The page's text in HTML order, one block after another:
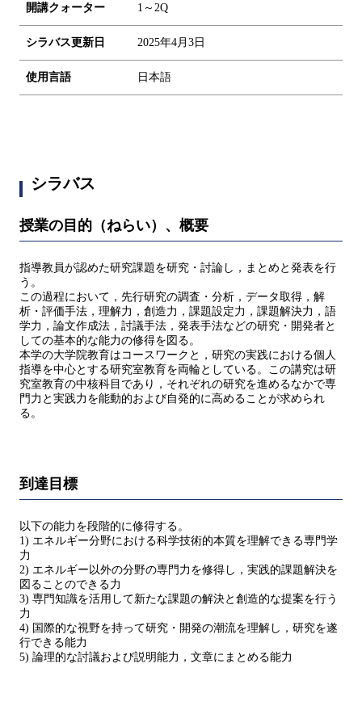
開講クォーター 1～2Q
シラバス更新日 2025年4月3日
使用言語 日本語
シラバス
授業の目的（ねらい）、概要
指導教員が認めた研究課題を研究・討論し，まとめと発表を行
う。
この過程において，先行研究の調査・分析，データ取得，解
析・評価手法，理解力，創造力，課題設定力，課題解決力，語
学力，論文作成法，討議手法，発表手法などの研究・開発者と
しての基本的な能力の修得を図る。
本学の大学院教育はコースワークと，研究の実践における個人
指導を中心とする研究室教育を両輪としている。この講究は研
究室教育の中核科目であり，それぞれの研究を進めるなかで専
門力と実践力を能動的および自発的に高めることが求められ
る。
到達目標
以下の能力を段階的に修得する。
1) エネルギー分野における科学技術的本質を理解できる専門学
力
2) エネルギー以外の分野の専門力を修得し，実践的課題解決を
図ることのできる力
3) 専門知識を活用して新たな課題の解決と創造的な提案を行う
力
4) 国際的な視野を持って研究・開発の潮流を理解し，研究を遂
行できる能力
5) 論理的な討議および説明能力，文章にまとめる能力